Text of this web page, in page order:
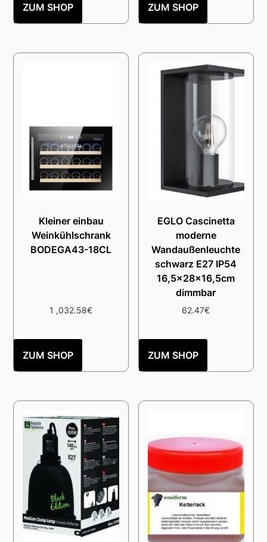
ZUM SHOP ZUM SHOP
Kleiner einbau
Weinkühlschrank
BODEGA43-18CL
1 ,032.58€
ZUM SHOP
EGLO Cascinetta
moderne
Wandaußenleuchte
schwarz E27 IP54
16,5x28x16,5cm
dimmbar
62.47€
ZUM SHOP